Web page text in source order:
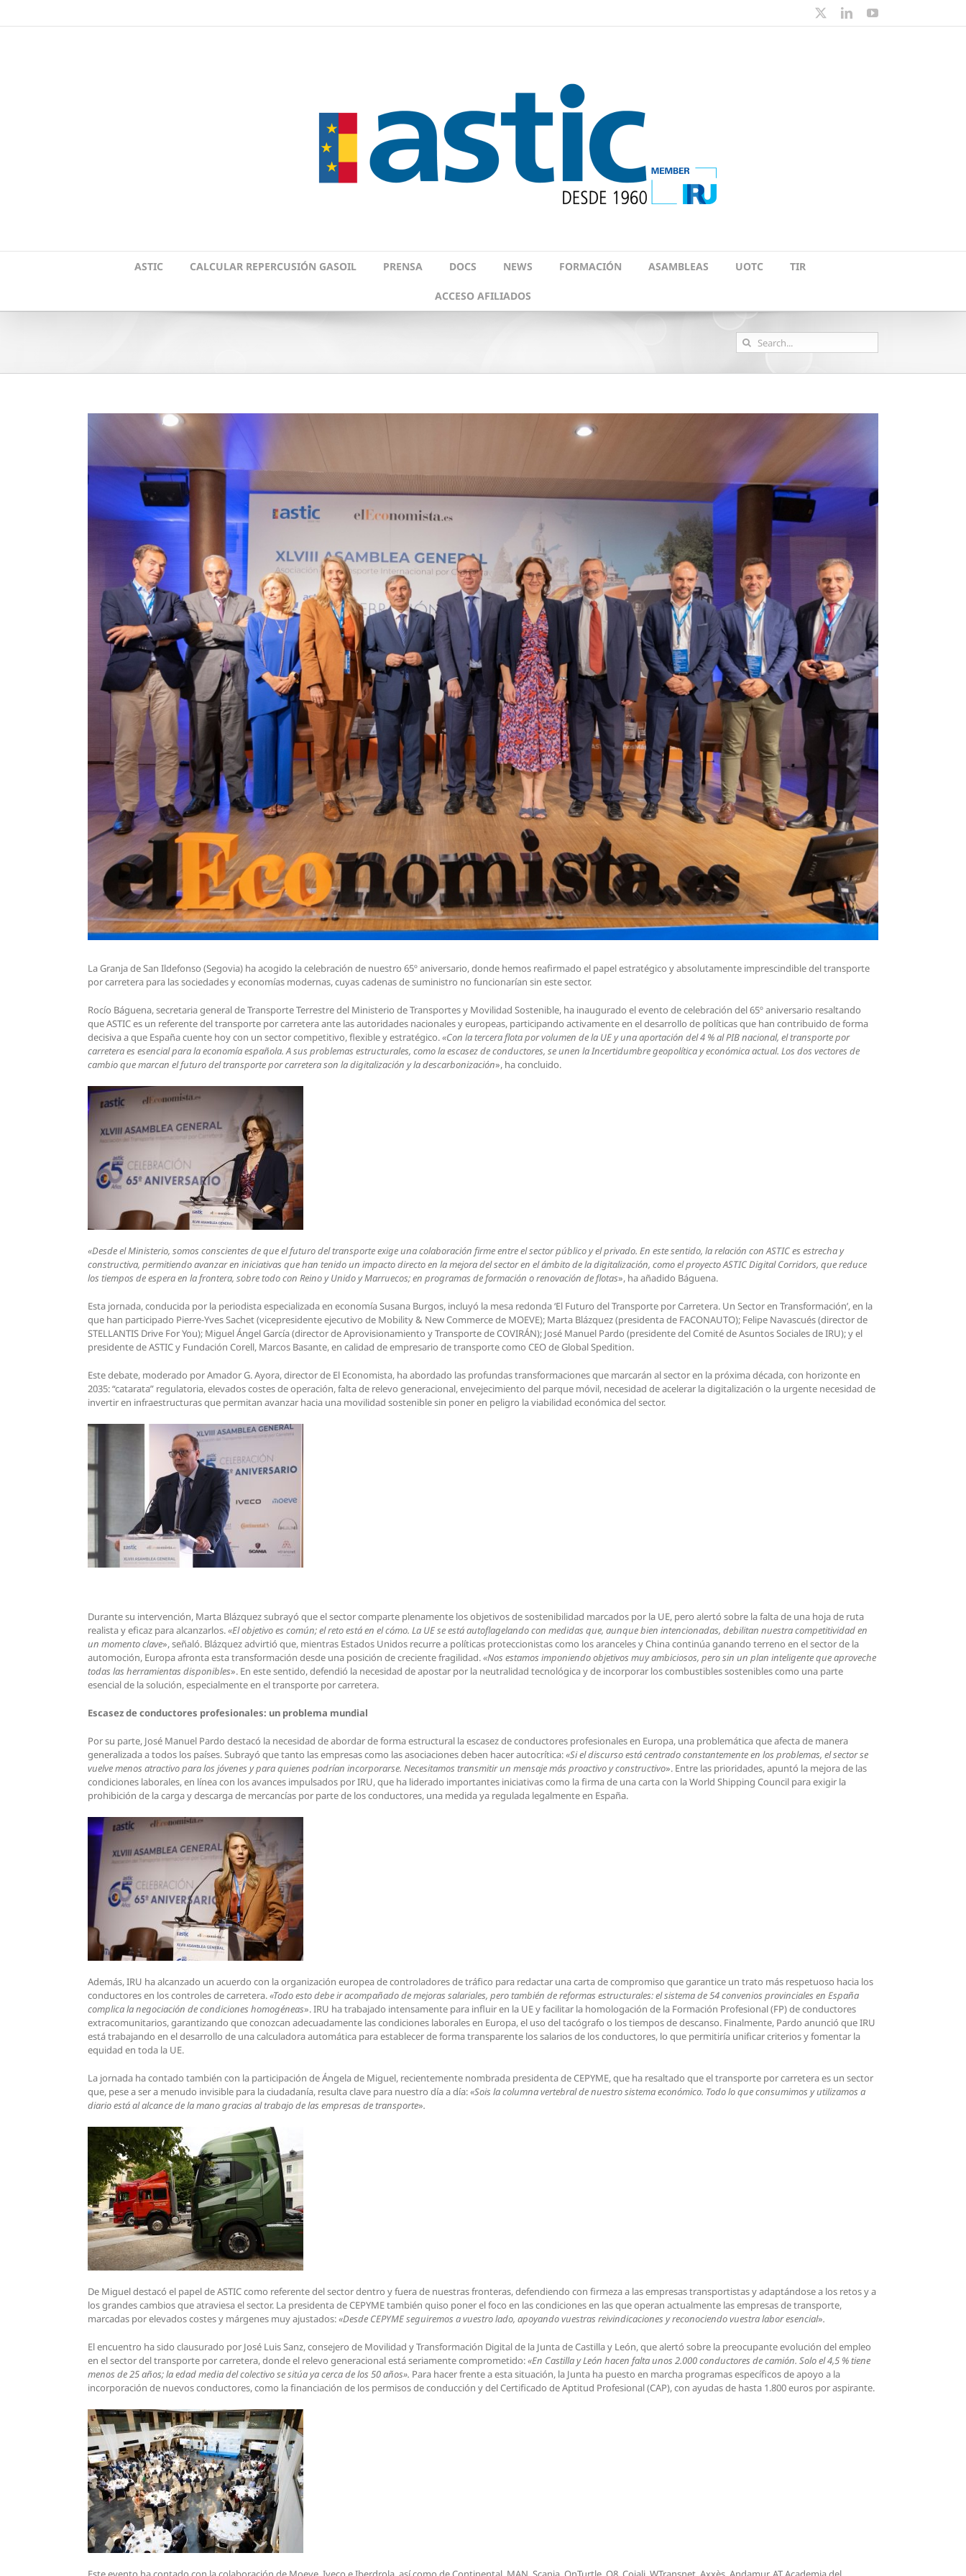
LinkedInYouTube
ASTIC CALCULAR REPERCUSIÓN GASOIL PRENSA DOCS NEWS FORMACIÓN ASAMBLEAS UOTC TIR
ACCESO AFILIADOS
Search
for:
La Granja de San Ildefonso (Segovia) ha acogido la celebración de nuestro 65º aniversario, donde hemos reafirmado el papel estratégico y absolutamente imprescindible del transporte
por carretera para las sociedades y economías modernas, cuyas cadenas de suministro no funcionarían sin este sector.
Rocío Báguena, secretaria general de Transporte Terrestre del Ministerio de Transportes y Movilidad Sostenible, ha inaugurado el evento de celebración del 65º aniversario resaltando
que ASTIC es un referente del transporte por carretera ante las autoridades nacionales y europeas, participando activamente en el desarrollo de políticas que han contribuido de forma
decisiva a que España cuente hoy con un sector competitivo, flexible y estratégico.«Con la tercera flota por volumen de la UE y una aportación del 4 % al PIB nacional, el transporte por
carretera es esencial para la economía española. A sus problemas estructurales, como la escasez de conductores, se unen laIncertidumbre geopolítica y económica actual. Los dos vectores de
cambio que marcan el futuro del transporte por carretera son la digitalización y la descarbonización», ha concluido.
«Desde el Ministerio, somos conscientes de que el futuro del transporte exige una colaboración firme entre el sector público y el privado. En este sentido, la relación con ASTIC es estrecha y
constructiva, permitiendo avanzar en iniciativas que han tenido un impacto directo en la mejora del sector en el ámbito de la digitalización, como el proyecto ASTIC Digital Corridors, que reduce
los tiempos de espera en la frontera, sobre todo con Reino y Unido y Marruecos; en programas de formación o renovación de flotas», ha añadido Báguena.
Esta jornada, conducida por la periodista especializada en economía Susana Burgos, incluyó la mesa redonda ‘El Futuro del Transporte por Carretera. Un Sector en Transformación’, en la
que han participado Pierre-Yves Sachet (vicepresidente ejecutivo de Mobility & New Commerce de MOEVE); Marta Blázquez (presidenta de FACONAUTO); Felipe Navascués (director de
STELLANTIS Drive For You); Miguel Ángel García (director de Aprovisionamiento y Transporte de COVIRÁN); José Manuel Pardo (presidente del Comité de Asuntos Sociales de IRU); y el
presidente de ASTIC y Fundación Corell, Marcos Basante, en calidad de empresario de transporte como CEO de Global Spedition.
Este debate, moderado por Amador G. Ayora, director de El Economista, ha abordado las profundas transformaciones que marcarán al sector en la próxima década, con horizonte en
2035: “catarata” regulatoria, elevados costes de operación, falta de relevo generacional, envejecimiento del parque móvil, necesidad de acelerar la digitalización o la urgente necesidad de
invertir en infraestructuras que permitan avanzar hacia una movilidad sostenible sin poner en peligro la viabilidad económica del sector.
Durante su intervención, Marta Blázquez subrayó que el sector comparte plenamente los objetivos de sostenibilidad marcados por la UE, pero alertó sobre la falta de una hoja de ruta
realista y eficaz para alcanzarlos.«El objetivo es común; el reto está en el cómo. La UE se está autoflagelando con medidas que, aunque bien intencionadas, debilitan nuestra competitividad en
un momento clave», señaló. Blázquez advirtió que, mientras Estados Unidos recurre a políticas proteccionistas como los aranceles y China continúa ganando terreno en el sector de la
automoción, Europa afronta esta transformación desde una posición de creciente fragilidad.«Nos estamos imponiendo objetivos muy ambiciosos, pero sin un plan inteligente que aproveche
todas las herramientas disponibles». En este sentido, defendió la necesidad de apostar por la neutralidad tecnológica y de incorporar los combustibles sostenibles como una parte
esencial de la solución, especialmente en el transporte por carretera.
Escasez de conductores profesionales: un problema mundial
Por su parte, José Manuel Pardo destacó la necesidad de abordar de forma estructural la escasez de conductores profesionales en Europa, una problemática que afecta de manera
generalizada a todos los países. Subrayó que tanto las empresas como las asociaciones deben hacer autocrítica:«Si el discurso está centrado constantemente en los problemas, el sector se
vuelve menos atractivo para los jóvenes y para quienes podrían incorporarse. Necesitamos transmitir un mensaje más proactivo y constructivo». Entre las prioridades, apuntó la mejora de las
condiciones laborales, en línea con los avances impulsados por IRU, que ha liderado importantes iniciativas como la firma de una carta con la World Shipping Council para exigir la
prohibición de la carga y descarga de mercancías por parte de los conductores, una medida ya regulada legalmente en España.
Además, IRU ha alcanzado un acuerdo con la organización europea de controladores de tráfico para redactar una carta de compromiso que garantice un trato más respetuoso hacia los
conductores en los controles de carretera.«Todo esto debe ir acompañado de mejoras salariales, pero también de reformas estructurales: el sistema de 54 convenios provinciales en España
complica la negociación de condiciones homogéneas». IRU ha trabajado intensamente para influir en la UE y facilitar la homologación de la Formación Profesional (FP) de conductores
extracomunitarios, garantizando que conozcan adecuadamente las condiciones laborales en Europa, el uso del tacógrafo o los tiempos de descanso. Finalmente, Pardo anunció que IRU
está trabajando en el desarrollo de una calculadora automática para establecer de forma transparente los salarios de los conductores, lo que permitiría unificar criterios y fomentar la
equidad en toda la UE.
La jornada ha contado también con la participación de Ángela de Miguel, recientemente nombrada presidenta de CEPYME, que ha resaltado que el transporte por carretera es un sector
que, pese a ser a menudo invisible para la ciudadanía, resulta clave para nuestro día a día:«Sois la columna vertebral de nuestro sistema económico. Todo lo que consumimos y utilizamos a
diario está al alcance de la mano gracias al trabajo de las empresas de transporte».
De Miguel destacó el papel de ASTIC como referente del sector dentro y fuera de nuestras fronteras, defendiendo con firmeza a las empresas transportistas y adaptándose a los retos y a
los grandes cambios que atraviesa el sector. La presidenta de CEPYME también quiso poner el foco en las condiciones en las que operan actualmente las empresas de transporte,
marcadas por elevados costes y márgenes muy ajustados:«Desde CEPYME seguiremos a vuestro lado, apoyando vuestras reivindicaciones y reconociendo vuestra labor esencial».
El encuentro ha sido clausurado por José Luis Sanz, consejero de Movilidad y Transformación Digital de la Junta de Castilla y León, que alertó sobre la preocupante evolución del empleo
en el sector del transporte por carretera, donde el relevo generacional está seriamente comprometido:«En Castilla y León hacen falta unos 2.000 conductores de camión. Solo el 4,5 % tiene
menos de 25 años; la edad media del colectivo se sitúa ya cerca de los 50 años». Para hacer frente a esta situación, la Junta ha puesto en marcha programas específicos de apoyo a la
incorporación de nuevos conductores, como la financiación de los permisos de conducción y del Certificado de Aptitud Profesional (CAP), con ayudas de hasta 1.800 euros por aspirante.